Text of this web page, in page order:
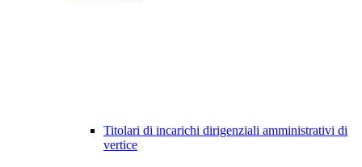
Titolari di incarichi dirigenziali amministrativi di
vertice